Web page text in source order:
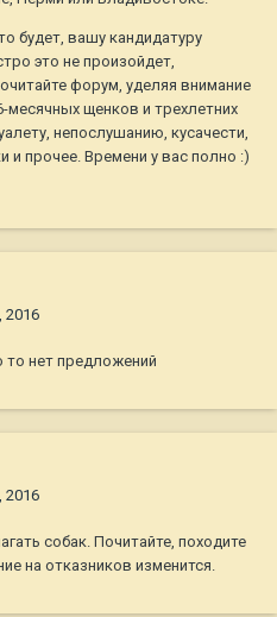
будет, вашу кандидатуру
это не произойдет,
форум, уделяя внимание
щенков и трехлетних
непослушанию, кусачести,
прочее. Времени у вас полно :)
2016
то нет предложений
2016
собак. Почитайте, походите
на отказников изменится.